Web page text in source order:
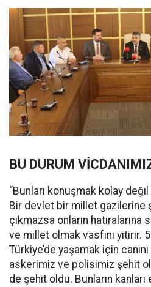
BU DURUM
“Bunları konuşmak kolay değil
Bir devlet bir millet gazilerine
çıkmazsa onların
ve millet olmak vasfını yitirir.
Türkiye’de yaşamak için
askerimiz ve polisimiz şehit
de şehit oldu. Bunların